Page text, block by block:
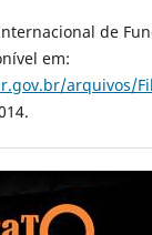
de
em:
arquivos/